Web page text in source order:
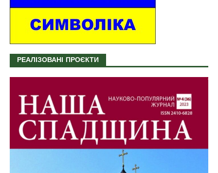
РЕАЛІЗОВАНІ ПРОЄКТИ